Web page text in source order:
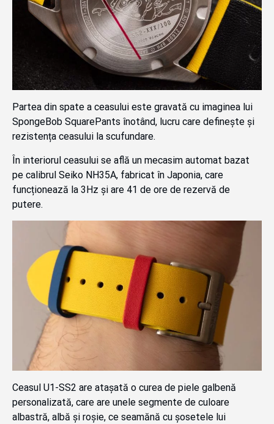
Partea din spate a ceasului este gravată cu imaginea lui
SpongeBob SquarePants înotând, lucru care definește și
rezistența ceasului la scufundare.
În interiorul ceasului se află un mecasim automat bazat
pe calibrul Seiko NH35A, fabricat în Japonia, care
funcționează la 3Hz și are 41 de ore de rezervă de
putere.
Ceasul U1-SS2 are atașată o curea de piele galbenă
personalizată, care are unele segmente de culoare
albastră, albă și roșie, ce seamănă cu șosetele lui